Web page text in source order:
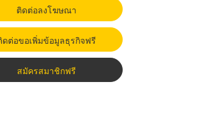
ติดต่อลงโฆษณา
ดต่อขอเพิ่มข้อมูลธุรกิจฟรี
สมัครสมาชิกฟรี